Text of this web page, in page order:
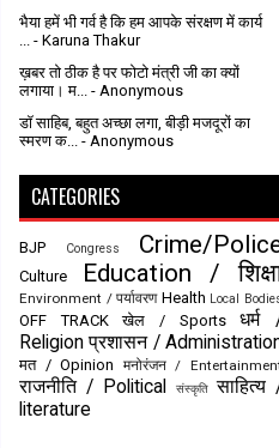
भैया हमें भी गर्व है कि हम आपके संरक्षण में कार्य
- Karuna Thakur
ख़बर तो ठीक है पर फोटो मंत्री जी का क्यों
लगाया। म...
- Anonymous
डॉ साहिब, बहुत अच्छा लगा, बीड़ी मजदूरों का
स्मरण क...
- Anonymous
CATEGORIES
BJP Congress Crime/
Culture Education /
Environment / पर्यावरण Health Local
OFF TRACK खेल / Sports
धर्म
Religion प्रशासन /
मत / Opinion मनोरंजन /
राजनीति / Political संस्कृति साहित्य
literature